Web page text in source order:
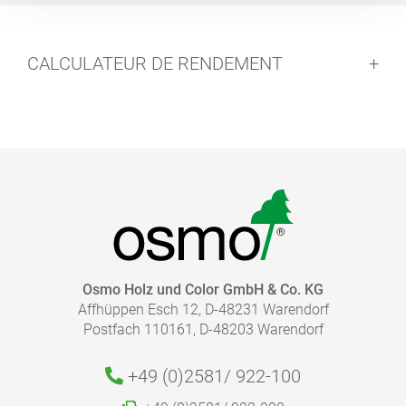
CALCULATEUR DE RENDEMENT
QUELLE QUANTITÉ DE FINITION EST NÉCESSAIRE ?
Osmo Holz und Color GmbH & Co. KG
Affhüppen Esch 12, D-48231 Warendorf
Postfach 110161, D-48203 Warendorf
+49 (0)2581/ 922-100